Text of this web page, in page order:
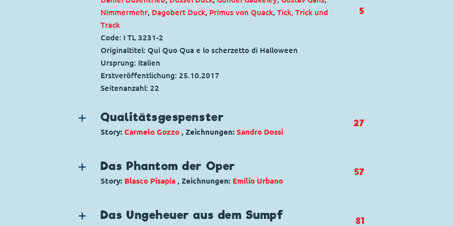
Nimmermehr, Dagobert Duck, Primus von Quack, Tick, Trick und
Track
Code: I TL 3231-2
Originaltitel: Qui Quo Qua e lo scherzetto di Halloween
Ursprung: Italien
Erstveröffentlichung: 25.10.2017
Seitenanzahl: 22
5
Qualitätsgespenster
Story: Carmelo Gozzo, Zeichnungen: Sandro Dossi
Charaktere:Daisy Duck ,Donald Duck,
Originaltitel: Zio Paperone e gli spettri D.O.C.
Erstveröffentlichung:01.02.1999
27
Das Phantom der Oper
Story: Blasco Pisapia, Zeichnungen: Emilio Urbano
Charaktere:Franz Gans ,Oma Dorette Duck,Ziege Billy
Code: I TL 3066-2
57
Das Ungeheuer aus dem Sumpf 81